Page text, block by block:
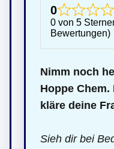
0
0 von 5
Bewertungen)
Nimm noch
Hoppe
kläre deine
Sieh dir bei